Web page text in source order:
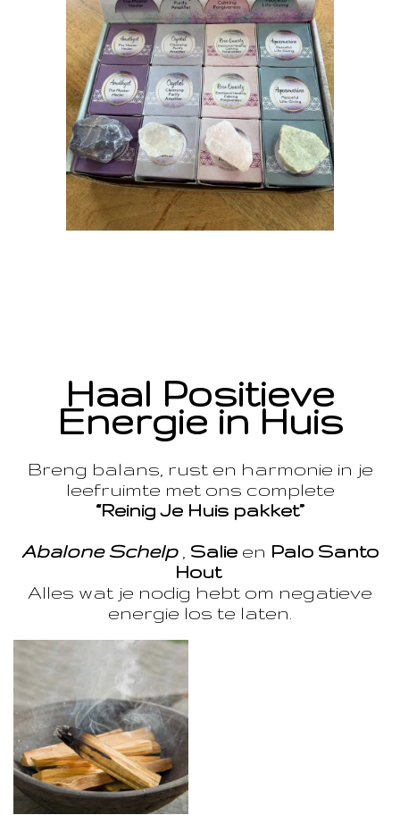
Haal Positieve
Energie in Huis
Breng balans, rust en harmonie in je
leefruimte met ons complete
“Reinig Je Huis pakket”
Abalone Schelp, Salie en Palo Santo
Hout
Alles wat je nodig hebt om negatieve
energie los te laten.